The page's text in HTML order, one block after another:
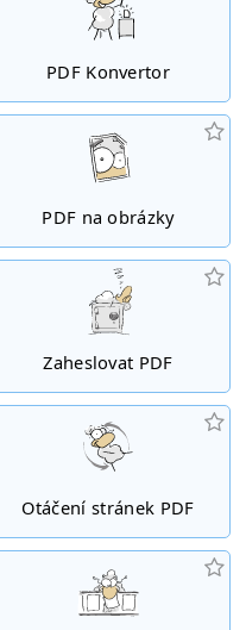
PDF Konvertor
PDF na obrázky
Zaheslovat PDF
Otáčení stránek PDF